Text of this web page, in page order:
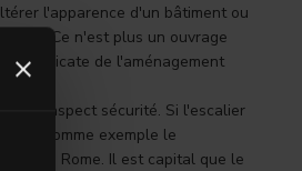
l'apparence d'un bâtiment ou
Ce n'est plus un ouvrage
délicate de l'aménagement
de l'aspect sécurité. Si l'escalier
comme exemple le
à Rome. Il est capital que le